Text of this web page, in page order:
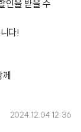
인을 받을 수
다!
2024.12.04 12:36